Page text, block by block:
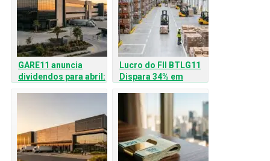
GARE11 anuncia
dividendos para abril:
veja valores e como
Lucro do FII BTLG11
Dispara 34% em
Fevereiro: Veja
Dividendos e
Crescimento